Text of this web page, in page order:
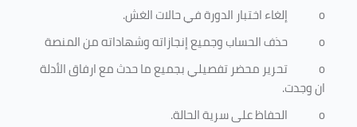
o
إلغاء اختبار الدورة في حالات الغش.
o
حذف الحساب وجميع إنجازاته وشهاداته من المنصة
o
تحرير محضر تفصيلي بجميع ما حدث مع ارفاق الأدلة
ان وجدت.
o
الحفاظ على سرية الحالة.